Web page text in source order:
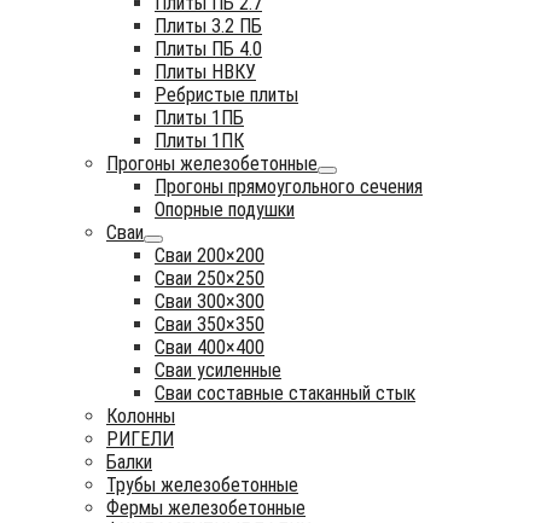
Плиты 3.2 ПБ
Плиты ПБ 4.0
Плиты НВКУ
Ребристые плиты
Плиты 1ПБ
Плиты 1ПК
Прогоны железобетонные
Прогоны прямоугольного сечения
Опорные подушки
Сваи
Сваи 200×200
Сваи 250×250
Сваи 300×300
Сваи 350×350
Сваи 400×400
Сваи усиленные
Сваи составные стаканный стык
Колонны
РИГЕЛИ
Балки
Трубы железобетонные
Фермы железобетонные